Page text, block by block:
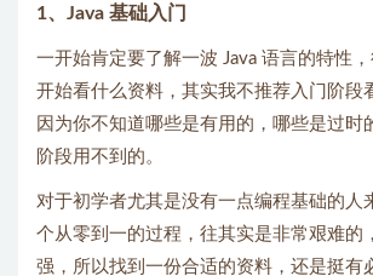
1、Java 基础入门
一开始肯定要了解一波 Java 语言的特性
开始看什么资料，其实我不推荐入门阶段
因为你不知道哪些是有用的，哪些是过时
阶段用不到的。
对于初学者尤其是没有一点编程基础的人
个从零到一的过程，往其实是非常艰难的
强，所以找到一份合适的资料，还是挺有